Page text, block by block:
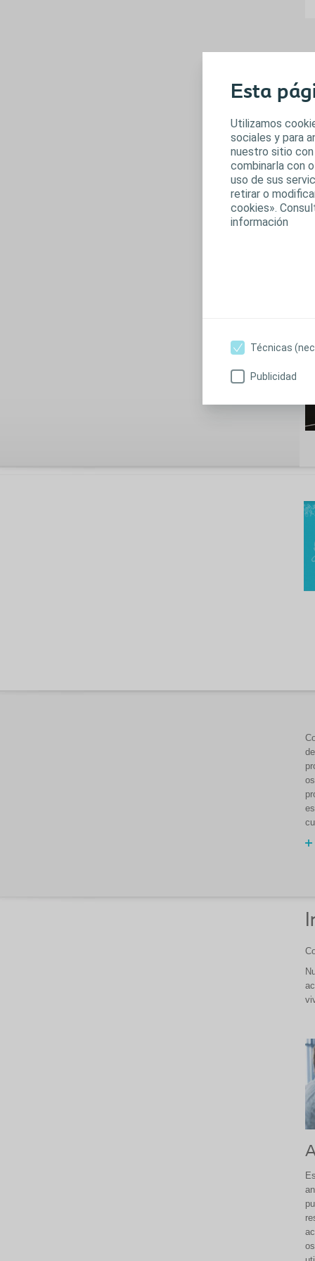
Esta
Utilizamos
sociales y para
nuestro sitio con
combinarla con
uso de sus
retirar o
cookies».
información
Técnicas
Publicidad